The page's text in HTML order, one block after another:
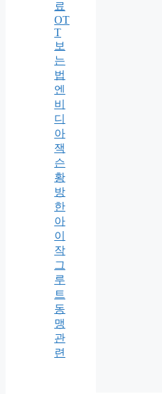
료
OT
T
보
는
법
엔
비
디
아
잭
슨
황
방
한
아
이
작
그
루
트
동
맹
관
련